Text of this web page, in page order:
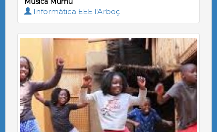
Informàtica EEE l'Arboç